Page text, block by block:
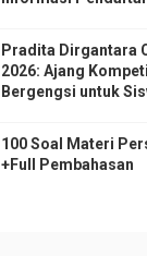
Pradita Dirgantara
2026: Ajang
Bergengsi untuk
100 Soal Materi
+Full Pembahasan